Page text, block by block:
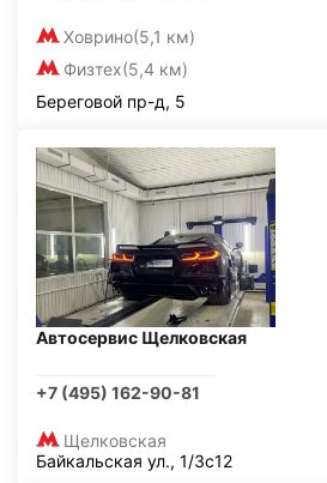
Ховрино(5,1 км)
Физтех(5,4 км)
Береговой пр-д, 5
Автосервис Щелковская
+7 (495) 162-90-81
Щелковская
Байкальская ул., 1/3с12